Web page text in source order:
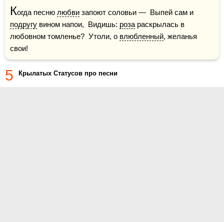
Когда песню любви
подругу вином напои,  Видишь: роза раскрылась в
любовном томленье?  Утоли, о влюбленный, желанья
свои!
5 Крылатых Статусов про песни